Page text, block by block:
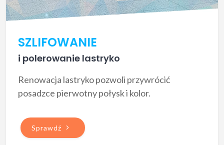
SZLIFOWANIE
i polerowanie lastryko
Renowacja lastryko pozwoli przywrócić
posadzce pierwotny połysk i kolor.
Sprawdź